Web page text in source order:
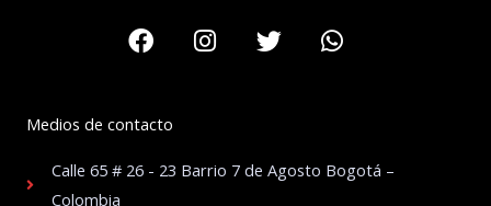
FacebookInstagram
TwitterWhatsapp
Medios de contacto
Calle 65 # 26 - 23 Barrio 7 de Agosto Bogotá –
Colombia